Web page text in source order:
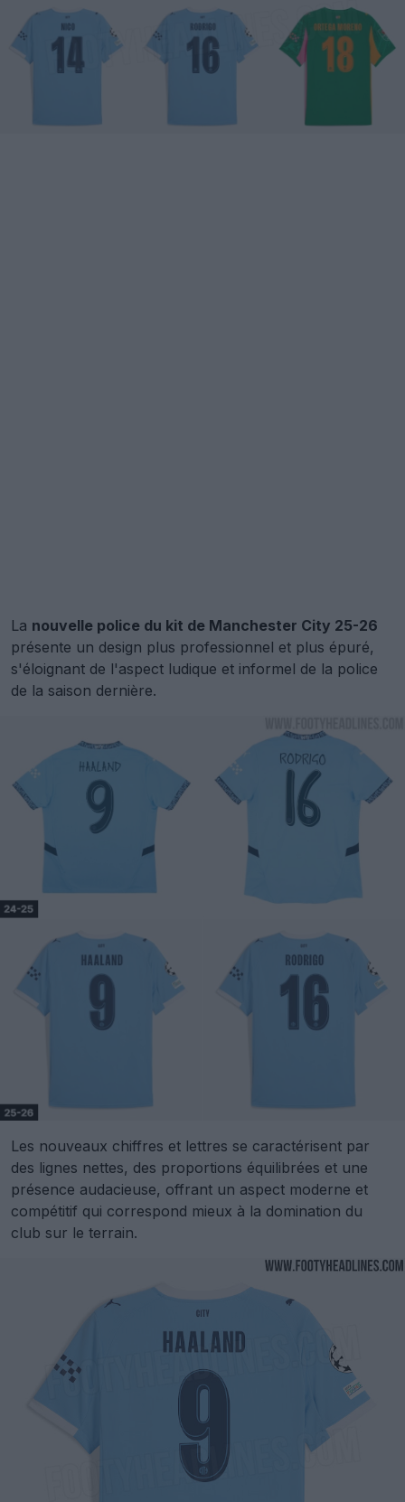
La nouvelle police du kit de Manchester City 25-26
présente un design plus professionnel et plus épuré,
s'éloignant de l'aspect ludique et informel de la police
de la saison dernière.
Les nouveaux chiffres et lettres se caractérisent par
des lignes nettes, des proportions équilibrées et une
présence audacieuse, offrant un aspect moderne et
compétitif qui correspond mieux à la domination du
club sur le terrain.